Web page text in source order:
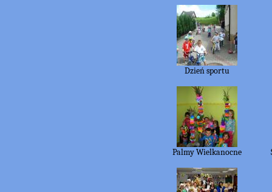
Dzień sportu
Palmy Wielkanocne